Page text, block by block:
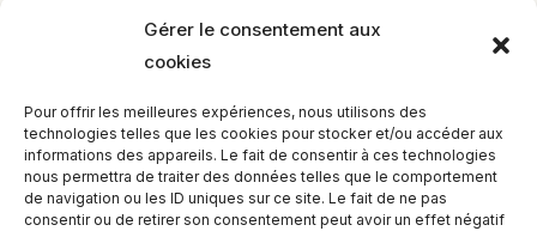
Gérer le consentement aux
cookies
Pour offrir les meilleures expériences, nous utilisons des
technologies telles que les cookies pour stocker et/ou accéder aux
informations des appareils. Le fait de consentir à ces technologies
nous permettra de traiter des données telles que le comportement
de navigation ou les ID uniques sur ce site. Le fait de ne pas
consentir ou de retirer son consentement peut avoir un effet négatif
H1Y 2J9 Canada